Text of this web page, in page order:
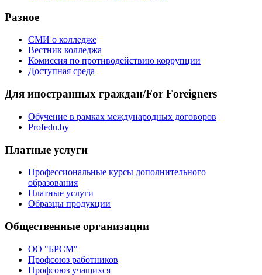
Разное
СМИ о колледже
Вестник колледжа
Комиссия по противодействию коррупции
Доступная среда
Для иностранных граждан/For Foreigners
Обучение в рамках международных договоров
Profedu.by
Платные услуги
Профессиональные курсы дополнительного
образования
Платные услуги
Образцы продукции
Общественные организации
ОО "БРСМ"
Профсоюз работников
Профсоюз учащихся